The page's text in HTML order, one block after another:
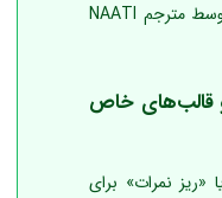
غیررسمی اما تأییدشده توسط مترجم NAATI
قالب‌های خاص
«ریز نمرات» برای